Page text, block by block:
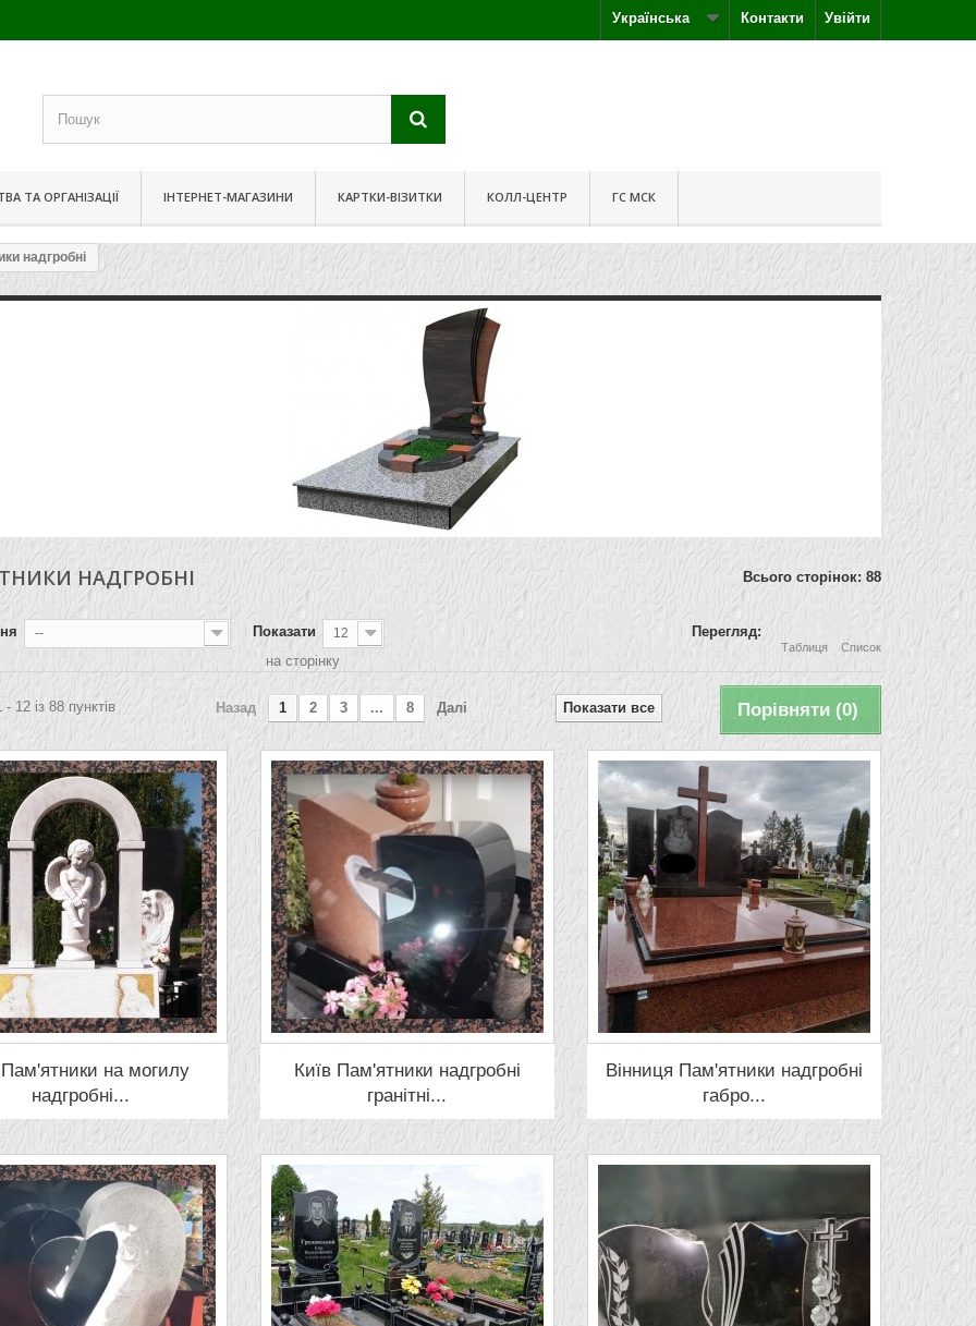
Увійти
Контакти
Українська
ТА ОРГАНІЗАЦІЇ ІНТЕРНЕТ-МАГАЗИНИ КАРТКИ-ВІЗИТКИ КОЛЛ-ЦЕНТР ГС МСК
надгробні
НАДГРОБНІ Всього сторінок: 88
Перегляд:
Таблиця Список
-- Показати 12
на сторінку
Порівняти (0)
Показати все
Назад 1 2 3 ... 8 Далі
- 12 із 88 пунктів
на могилу
надгробні...
Київ Пам'ятники надгробні
гранітні...
Вінниця Пам'ятники надгробні
габро...